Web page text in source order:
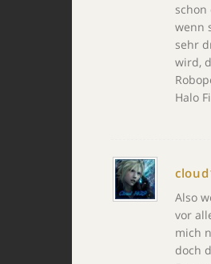
schon
wenn
sehr
wird,
Halo
Also
vor
mich
doch